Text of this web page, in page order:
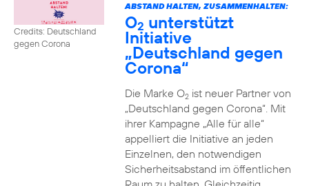
Credits: Deutschland
gegen Corona
ABSTAND HALTEN, ZUSAMMENHALTEN:
O2 unterstützt
Initiative
„Deutschland gegen
Corona“
Die Marke O2ist neuer Partner von
„Deutschland gegen Corona“. Mit
ihrer Kampagne „Alle für alle“
appelliert die Initiative an jeden
Einzelnen, den notwendigen
Sicherheitsabstand im öffentlichen